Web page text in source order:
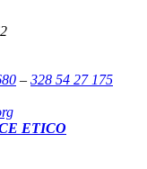
– 328 54 27 175
ETICO